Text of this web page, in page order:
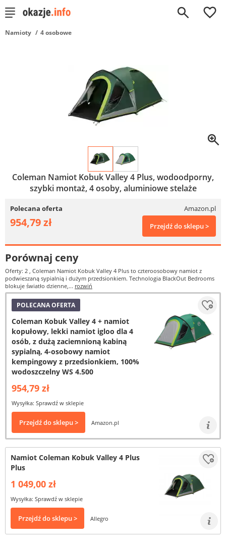
0
Namioty 4 osobowe
Coleman Namiot Kobuk Valley 4 Plus, wodoodporny,
szybki montaż, 4 osoby, aluminiowe stelaże
Polecana oferta Amazon.pl
954,79 zł Przejdź do sklepu >
Porównaj ceny
Oferty: 2 , Coleman Namiot Kobuk Valley 4 Plus to czteroosobowy namiot z
podwieszaną sypialnią i dużym przedsionkiem. Technologia BlackOut Bedrooms
blokuje światło dzienne,... rozwiń
POLECANA OFERTA
Coleman Kobuk Valley 4 + namiot
kopułowy, lekki namiot igloo dla 4
osób, z dużą zaciemnioną kabiną
sypialną, 4-osobowy namiot
kempingowy z przedsionkiem, 100%
wodoszczelny WS 4.500
954,79 zł
Wysyłka: Sprawdź w sklepie
Przejdź do sklepu > Amazon.pl
Namiot Coleman Kobuk Valley 4 Plus
Plus
1 049,00 zł
Wysyłka: Sprawdź w sklepie
Przejdź do sklepu > Allegro